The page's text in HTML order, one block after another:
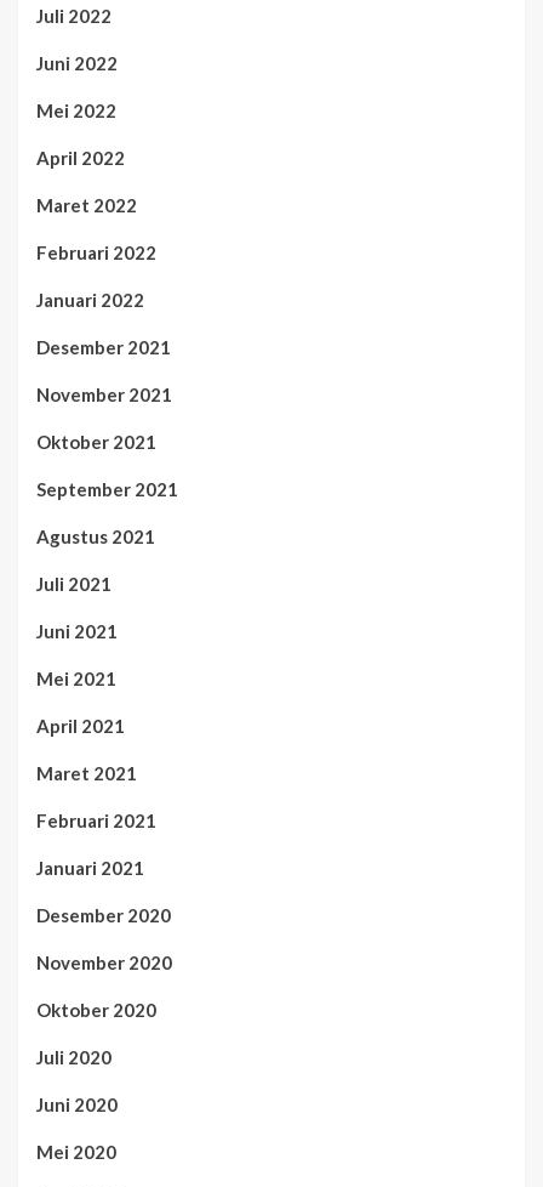
Juli 2022
Juni 2022
Mei 2022
April 2022
Maret 2022
Februari 2022
Januari 2022
Desember 2021
November 2021
Oktober 2021
September 2021
Agustus 2021
Juli 2021
Juni 2021
Mei 2021
April 2021
Maret 2021
Februari 2021
Januari 2021
Desember 2020
November 2020
Oktober 2020
Juli 2020
Juni 2020
Mei 2020